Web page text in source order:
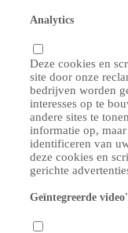
Analytics
Deze cookies en
site door onze
bedrijven worden
interesses op te
andere sites te
informatie op,
identificeren van
deze cookies en
gerichte
Geïntegreerde